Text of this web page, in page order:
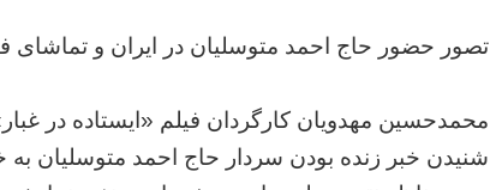
تصور حضور حاج احمد متوسلیان در ایران و تماشای
محمدحسین مهدویان کارگردان فیلم «ایستاده در
شنیدن خبر زنده بودن سردار حاج احمد متوسلیان به